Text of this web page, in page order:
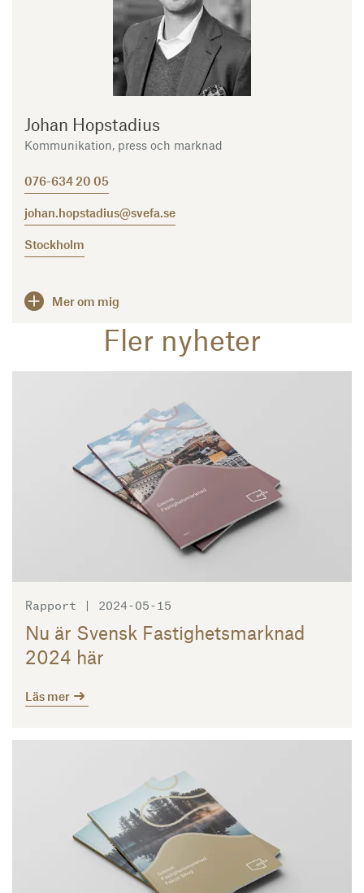
Johan Hopstadius
Kommunikation, press och marknad
076-634 20 05
johan.hopstadius@svefa.se
Stockholm
Mer om mig
Fler nyheter
Rapport | 2024-05-15
Nu är Svensk Fastighetsmarknad
2024 här
Läs mer